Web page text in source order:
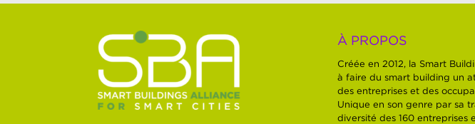
À PROPOS
Créée en 2012, la Smart
à faire du smart building un
des entreprises et des
Unique en son genre par sa
diversité des 160 entreprises